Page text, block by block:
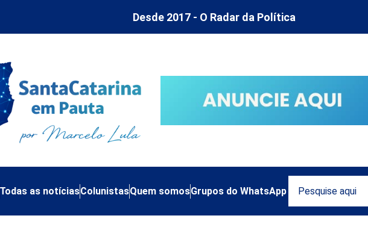
Desde 2017 - O Radar da Política
Todas as notíciasColunistasQuem somosGrupos do WhatsApp